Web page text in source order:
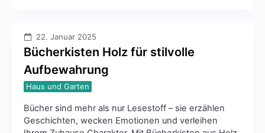
22. Januar 2025
Bücherkisten Holz für stilvolle
Aufbewahrung
Haus und Garten
Bücher sind mehr als nur Lesestoff – sie erzählen
Geschichten, wecken Emotionen und verleihen